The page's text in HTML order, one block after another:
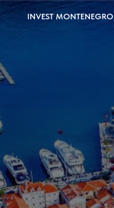
INVEST MONTENEGRO